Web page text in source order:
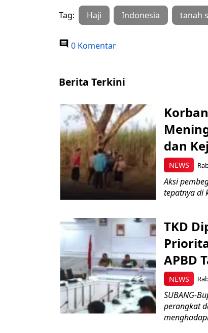
Tag: Haji Indonesia tanah
0 Komentar
Berita Terkini
NEWS
dan
Aksi
tepatnya di
NEWS
TKD
APBD
SUBANG-
perangkat